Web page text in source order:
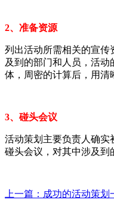
2、准备资源
列出活动所需相关的宣传
及到的部门和人员，活
体，周密的计算后，用清
3、碰头会议
活动策划主要负责人确实
碰头会议，对其中涉及到
上一篇：成功的活动策划